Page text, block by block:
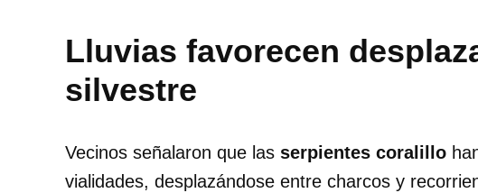
Lluvias favorecen
silvestre
Vecinos señalaron que las serpientes coralillo
vialidades, desplazándose entre charcos y